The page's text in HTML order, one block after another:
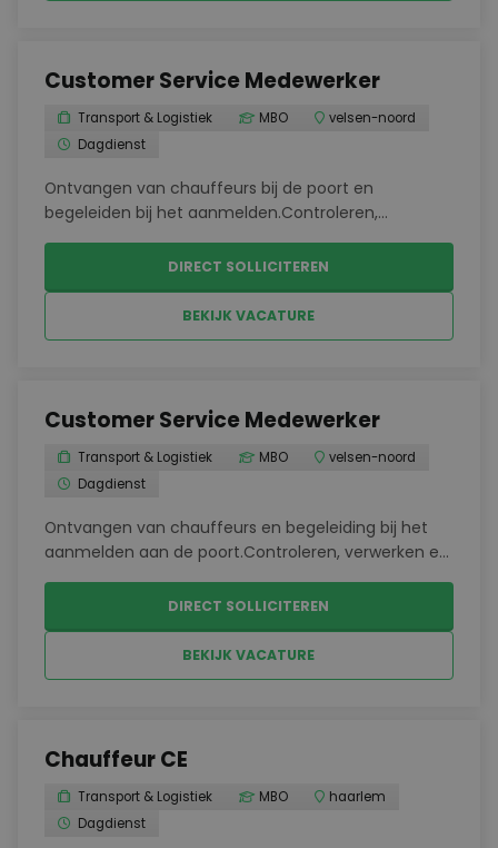
Customer Service Medewerker
Transport & Logistiek MBO
velsen-noord
Dagdienst
Ontvangen van chauffeurs bij de poort en
begeleiden bij het aanmelden.Controleren,
verwerken en archiveren van vrachtbrieven en
transportpapieren.Zorgdragen voor de
administratieve afhandeling van inkomende en
uitgaande vracht.Meewerken aan factur...
DIRECT SOLLICITEREN
BEKIJK VACATURE
Customer Service Medewerker
Transport & Logistiek MBO
velsen-noord
Dagdienst
Ontvangen van chauffeurs en begeleiding bij het
aanmelden aan de poort.Controleren, verwerken en
archiveren van vrachtbrieven en
transportdocumenten.Administratief afhandelen
van binnenkomende en uitgaande
vrachtstromen.Ondersteunen bij facturatie...
DIRECT SOLLICITEREN
BEKIJK VACATURE
Chauffeur CE
Transport & Logistiek MBO
haarlem
Dagdienst